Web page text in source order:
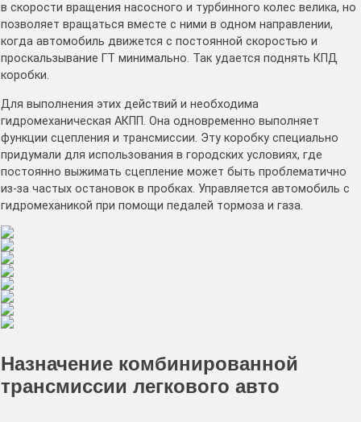
в скорости вращения насосного и турбинного колес велика, но
позволяет вращаться вместе с ними в одном направлении,
когда автомобиль движется с постоянной скоростью и
проскальзывание ГТ минимально. Так удается поднять КПД
коробки.
Для выполнения этих действий и необходима
гидромеханическая АКПП. Она одновременно выполняет
функции сцепления и трансмиссии. Эту коробку специально
придумали для использования в городских условиях, где
постоянно выжимать сцепление может быть проблематично
из-за частых остановок в пробках. Управляется автомобиль с
гидромеханикой при помощи педалей тормоза и газа.
Назначение комбинированной
трансмиссии легкового авто